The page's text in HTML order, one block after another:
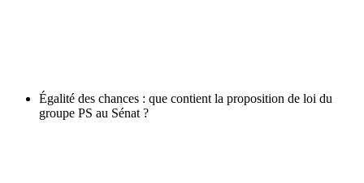
Égalité des chances : que contient la proposition de loi du
groupe PS au Sénat ?